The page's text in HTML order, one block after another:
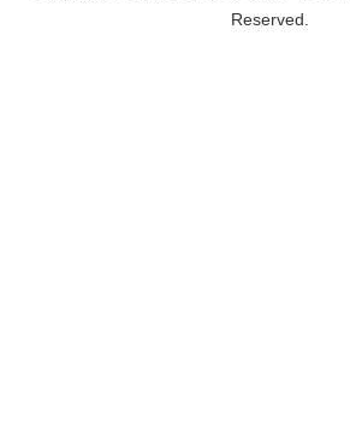
Reserved.